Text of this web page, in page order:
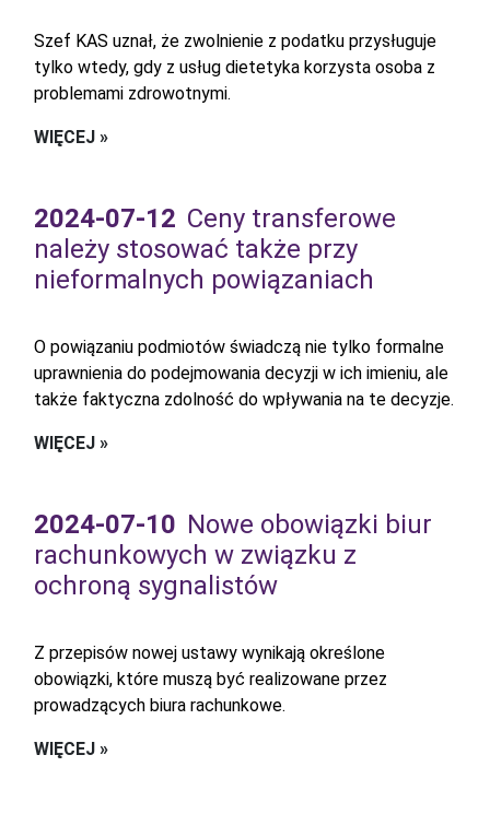
Szef KAS uznał, że zwolnienie z podatku przysługuje
tylko wtedy, gdy z usług dietetyka korzysta osoba z
problemami zdrowotnymi.
WIĘCEJ »
2024-07-12 Ceny transferowe
należy stosować także przy
nieformalnych powiązaniach
O powiązaniu podmiotów świadczą nie tylko formalne
uprawnienia do podejmowania decyzji w ich imieniu, ale
także faktyczna zdolność do wpływania na te decyzje.
WIĘCEJ »
2024-07-10 Nowe obowiązki biur
rachunkowych w związku z
ochroną sygnalistów
Z przepisów nowej ustawy wynikają określone
obowiązki, które muszą być realizowane przez
prowadzących biura rachunkowe.
WIĘCEJ »